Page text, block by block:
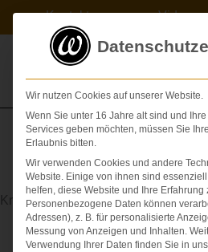
springen
Kontakt Videos
Karzinom
Krebsgeschwür
Wir nutzen Cookies auf unserer Website.
Wenn Sie unter 16 Jahre alt sind und
Services geben möchten, müssen Sie
Erlaubnis bitten.
Wir verwenden Cookies und andere
Website. Einige von ihnen sind
helfen, diese Website und Ihre Erfahrung
Personenbezogene Daten können
Adressen), z. B. für personalisierte
Messung von Anzeigen und Inhalten.
Verwendung Ihrer Daten finden Sie in